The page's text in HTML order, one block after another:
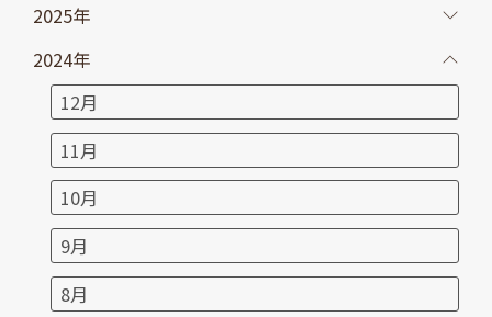
2025年
2024年
12月
11月
10月
9月
8月